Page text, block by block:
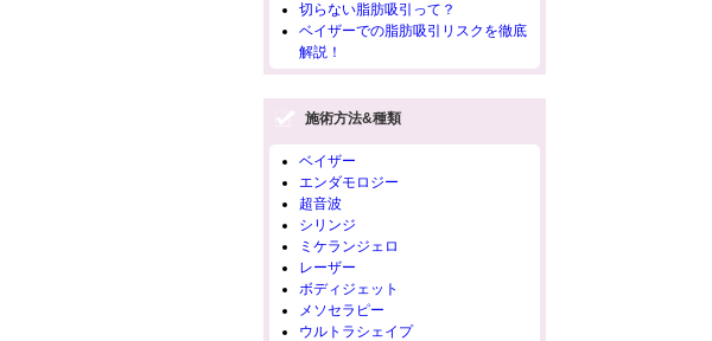
切らない脂肪吸引って？
ベイザーでの脂肪吸引リスクを徹底
解説！
施術方法&種類
ベイザー
エンダモロジー
超音波
シリンジ
ミケランジェロ
レーザー
ボディジェット
メソセラピー
ウルトラシェイプ